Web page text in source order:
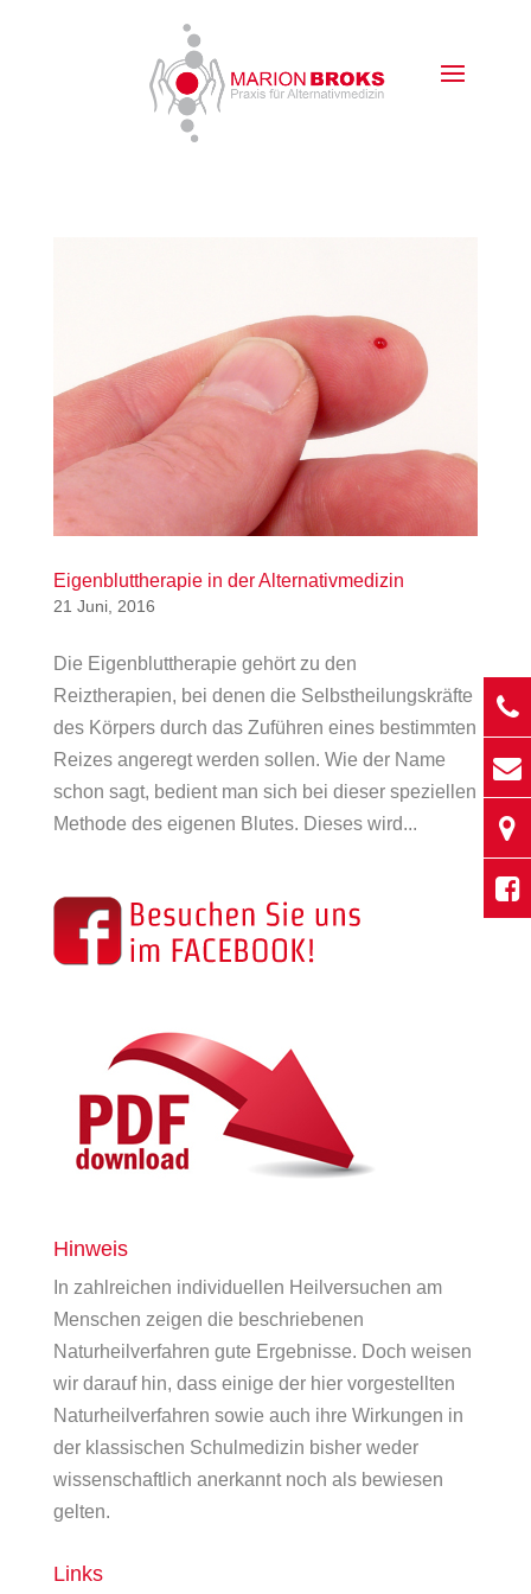
Eigenbluttherapie in der Alternativmedizin
21 Juni, 2016
Die Eigenbluttherapie gehört zu den
Reiztherapien, bei denen die Selbstheilungskräfte
des Körpers durch das Zuführen eines bestimmten
Reizes angeregt werden sollen. Wie der Name
schon sagt, bedient man sich bei dieser speziellen
Methode des eigenen Blutes. Dieses wird...
Hinweis
In zahlreichen individuellen Heilversuchen am
Menschen zeigen die beschriebenen
Naturheilverfahren gute Ergebnisse. Doch weisen
wir darauf hin, dass einige der hier vorgestellten
Naturheilverfahren sowie auch ihre Wirkungen in
der klassischen Schulmedizin bisher weder
wissenschaftlich anerkannt noch als bewiesen
gelten.
Links